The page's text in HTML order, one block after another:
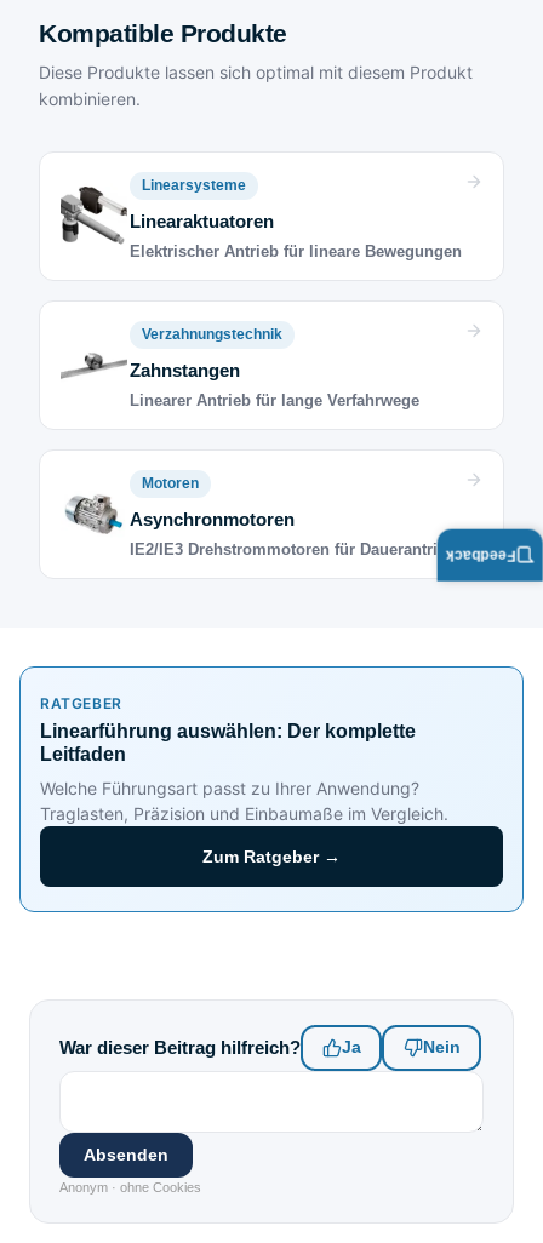
Kompatible Produkte
Diese Produkte lassen sich optimal mit diesem Produkt
kombinieren.
Linearsysteme
Linearaktuatoren
Elektrischer Antrieb für lineare Bewegungen
Verzahnungstechnik
Zahnstangen
Linearer Antrieb für lange Verfahrwege
Motoren
Asynchronmotoren
IE2/IE3 Drehstrommotoren für Dauerantrieb
RATGEBER
Linearführung auswählen: Der komplette
Leitfaden
Welche Führungsart passt zu Ihrer Anwendung?
Traglasten, Präzision und Einbaumaße im Vergleich.
Zum Ratgeber →
War dieser Beitrag hilfreich? Ja Nein
Absenden
Anonym · ohne Cookies
Feedback